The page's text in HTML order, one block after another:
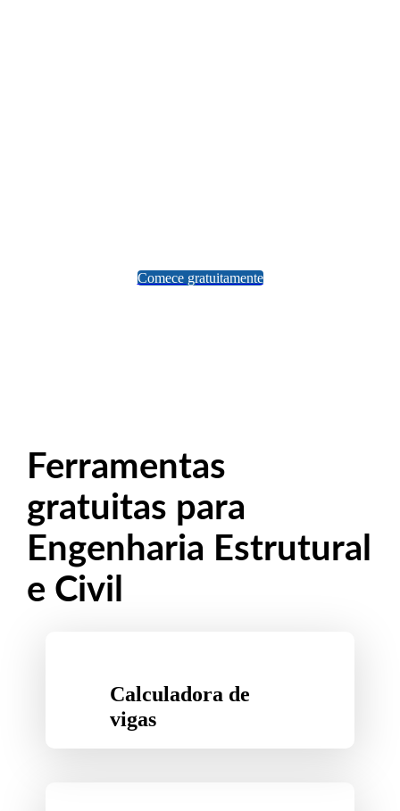
Comece gratuitamente
Ferramentas
gratuitas para
Engenharia Estrutural
e Civil
Calculadora de
vigas